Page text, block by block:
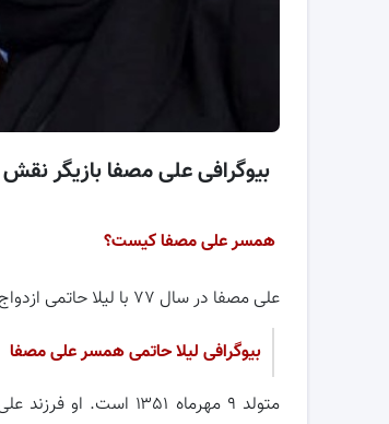
بیوگرافی علی مصفا بازیگر
همسر علی مصفا کیست؟
علی مصفا در سال ۷۷ با لیلا حاتمی ازدواج نمود و دو فرزند به نام مانی و عسل دارند.
بیوگرافی لیلا حاتمی همسر علی مصفا
متولد ۹ مهرماه